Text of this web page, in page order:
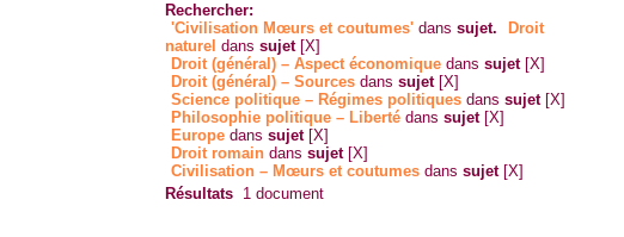
Rechercher:
'Civilisation Mœurs et coutumes' danssujet.
Droit
naturel danssujet [X]
Droit (général) – Aspect économique danssujet [X]
Droit (général) – Sources danssujet [X]
Science politique – Régimes politiques danssujet [X]
Philosophie politique – Liberté danssujet [X]
Europe danssujet [X]
Droit romain danssujet [X]
Civilisation – Mœurs et coutumes danssujet [X]
Résultats 1 document